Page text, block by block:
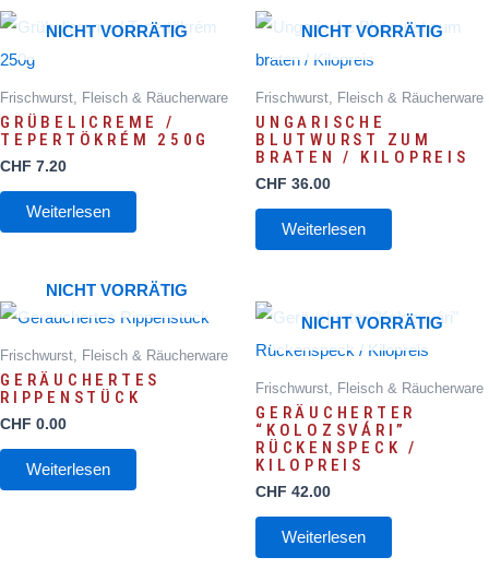
NICHT VORRÄTIG
Frischwurst, Fleisch & Räucherware
GRÜBELICREME /
TEPERTÖKRÉM 250G
CHF 7.20
Weiterlesen
NICHT VORRÄTIG
Frischwurst, Fleisch & Räucherware
UNGARISCHE
BLUTWURST ZUM
BRATEN / KILOPREIS
CHF 36.00
Weiterlesen
NICHT VORRÄTIG
Frischwurst, Fleisch & Räucherware
GERÄUCHERTES
RIPPENSTÜCK
CHF 0.00
Weiterlesen
NICHT VORRÄTIG
Frischwurst, Fleisch & Räucherware
GERÄUCHERTER
“KOLOZSVÁRI”
RÜCKENSPECK /
KILOPREIS
CHF 42.00
Weiterlesen